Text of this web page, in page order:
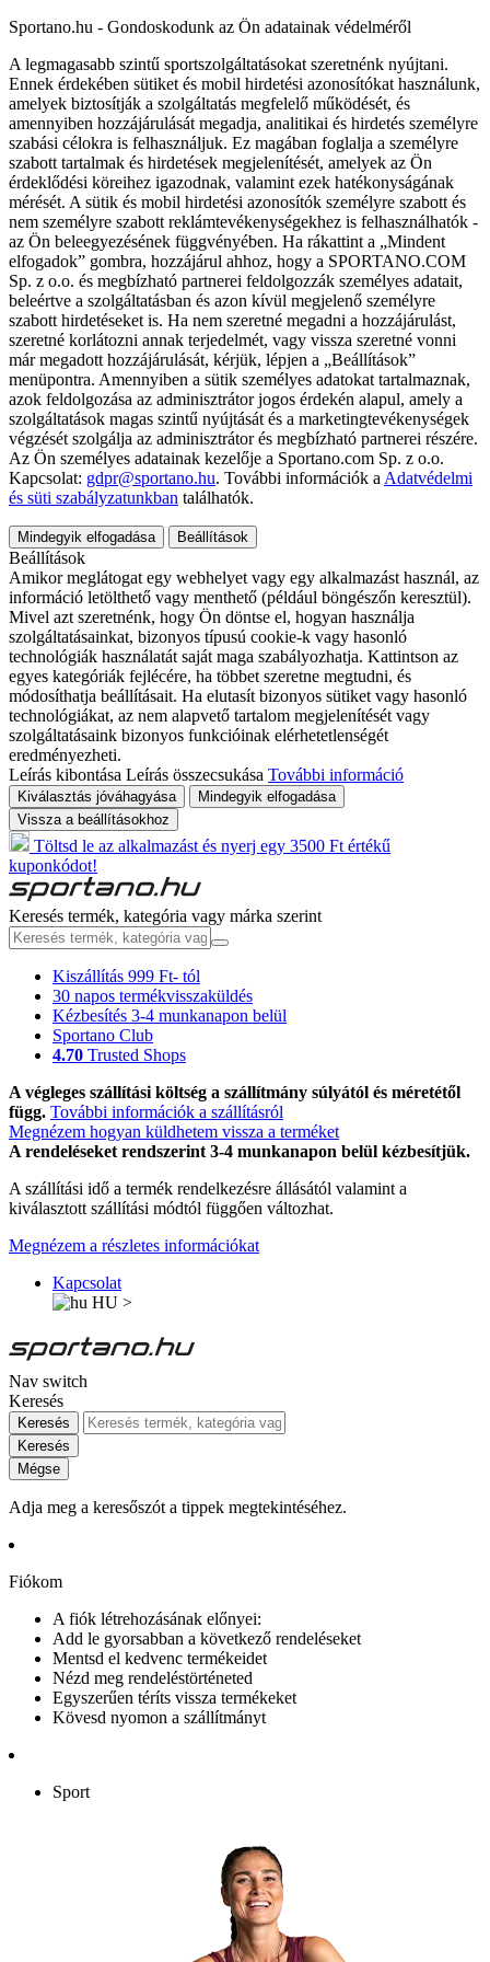
Sportano.hu - Gondoskodunk az Ön adatainak védelméről
A legmagasabb szintű sportszolgáltatásokat szeretnénk nyújtani.
Ennek érdekében sütiket és mobil hirdetési azonosítókat használunk,
amelyek biztosítják a szolgáltatás megfelelő működését, és
amennyiben hozzájárulását megadja, analitikai és hirdetés személyre
szabási célokra is felhasználjuk. Ez magában foglalja a személyre
szabott tartalmak és hirdetések megjelenítését, amelyek az Ön
érdeklődési köreihez igazodnak, valamint ezek hatékonyságának
mérését. A sütik és mobil hirdetési azonosítók személyre szabott és
nem személyre szabott reklámtevékenységekhez is felhasználhatók -
az Ön beleegyezésének függvényében. Ha rákattint a „Mindent
elfogadok” gombra, hozzájárul ahhoz, hogy a SPORTANO.COM
Sp. z o.o. és megbízható partnerei feldolgozzák személyes adatait,
beleértve a szolgáltatásban és azon kívül megjelenő személyre
szabott hirdetéseket is. Ha nem szeretné megadni a hozzájárulást,
szeretné korlátozni annak terjedelmét, vagy vissza szeretné vonni
már megadott hozzájárulását, kérjük, lépjen a „Beállítások”
menüpontra. Amennyiben a sütik személyes adatokat tartalmaznak,
azok feldolgozása az adminisztrátor jogos érdekén alapul, amely a
szolgáltatások magas szintű nyújtását és a marketingtevékenységek
végzését szolgálja az adminisztrátor és megbízható partnerei részére.
Az Ön személyes adatainak kezelője a Sportano.com Sp. z o.o.
Kapcsolat: gdpr@sportano.hu. További információk a Adatvédelmi
és süti szabályzatunkban találhatók.
Mindegyik elfogadása Beállítások
Beállítások
Amikor meglátogat egy webhelyet vagy egy alkalmazást használ, az
információ letölthető vagy menthető (például böngészőn keresztül).
Mivel azt szeretnénk, hogy Ön döntse el, hogyan használja
szolgáltatásainkat, bizonyos típusú cookie-k vagy hasonló
technológiák használatát saját maga szabályozhatja. Kattintson az
egyes kategóriák fejlécére, ha többet szeretne megtudni, és
módosíthatja beállításait. Ha elutasít bizonyos sütiket vagy hasonló
technológiákat, az nem alapvető tartalom megjelenítését vagy
szolgáltatásaink bizonyos funkcióinak elérhetetlenségét
eredményezheti.
Leírás kibontása Leírás összecsukása További információ
Kiválasztás jóváhagyása
Mindegyik elfogadása
Vissza a beállításokhoz
Töltsd le az alkalmazást és nyerj egy 3500 Ft értékű
kuponkódot!
Keresés termék, kategória vagy márka szerint
Kiszállítás 999 Ft- tól
30 napos termékvisszaküldés
Kézbesítés 3-4 munkanapon belül
Sportano Club
4.70 Trusted Shops
A végleges szállítási költség a szállítmány súlyától és méretétől
függ. További információk a szállításról
Megnézem hogyan küldhetem vissza a terméket
A rendeléseket rendszerint 3-4 munkanapon belül kézbesítjük.
A szállítási idő a termék rendelkezésre állásától valamint a
kiválasztott szállítási módtól függően változhat.
Megnézem a részletes információkat
Kapcsolat
HU >
Nav switch
Keresés
Keresés
Keresés
Mégse
Adja meg a keresőszót a tippek megtekintéséhez.
Fiókom
A fiók létrehozásának előnyei:
Add le gyorsabban a következő rendeléseket
Mentsd el kedvenc termékeidet
Nézd meg rendeléstörténeted
Egyszerűen téríts vissza termékeket
Kövesd nyomon a szállítmányt
Sport